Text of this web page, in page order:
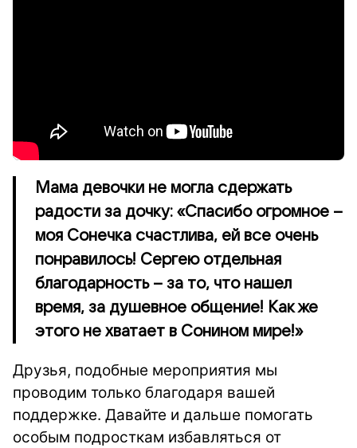
Мама девочки не могла сдержать
радости за дочку: «Спасибо огромное –
моя Сонечка счастлива, ей все очень
понравилось! Сергею отдельная
благодарность – за то, что нашел
время, за душевное общение! Как же
этого не хватает в Сонином мире!»
Друзья, подобные мероприятия мы
проводим только благодаря вашей
поддержке. Давайте и дальше помогать
особым подросткам избавляться от